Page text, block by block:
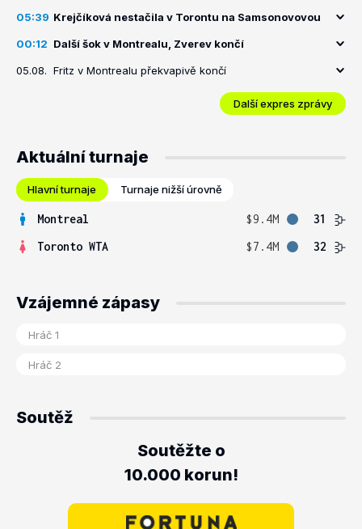
05:39 Krejčíková nestačila v Torontu na Samsonovovou
00:12 Další šok v Montrealu, Zverev končí
05.08. Fritz v Montrealu překvapivě končí
Další expres zprávy
Aktuální turnaje
Hlavní turnaje Turnaje nižší úrovně
Montreal $9.4M
31
Toronto WTA
$7.4M 32
Vzájemné zápasy
Soutěž
Soutěžte o
10.000 korun!